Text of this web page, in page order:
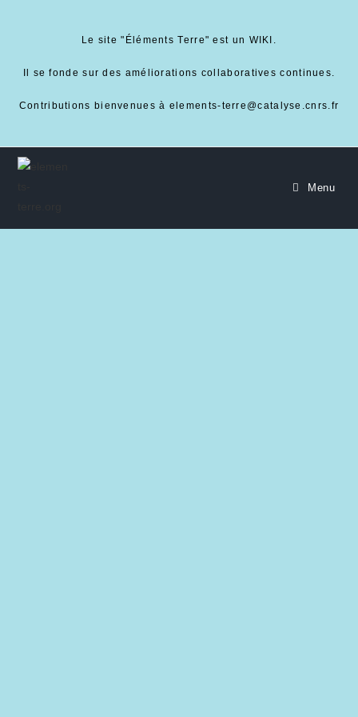
Le site "Éléments Terre" est un WIKI.
Il se fonde sur des améliorations collaboratives continues.
Contributions bienvenues à elements-terre@catalyse.cnrs.fr
Menu